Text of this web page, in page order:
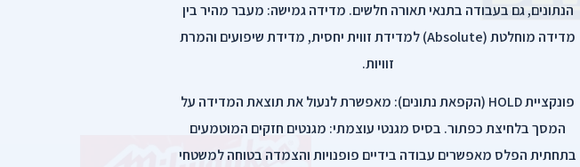
הנתונים, גם בעבודה בתנאי תאורה חלשים. מדידה גמישה: מעבר מהיר בין
מדידה מוחלטת (Absolute) למדידת זווית יחסית, מדידת שיפועים והמרת
זוויות.
פונקציית HOLD (הקפאת נתונים): מאפשרת לנעול את תוצאת המדידה על
המסך בלחיצת כפתור. בסיס מגנטי עוצמתי: מגנטים חזקים המוטמעים
בתחתית הפלס מאפשרים עבודה בידיים פופנויות והצמדה בטוחה למשטחי